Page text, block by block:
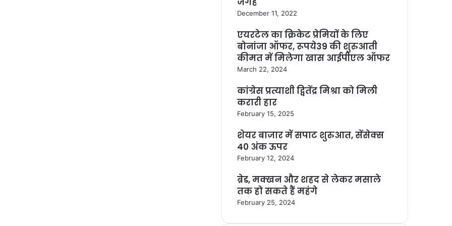
December 11, 2022
एयरटेल का क्रिकेट प्रेमियों के लिए
बोनांजा ऑफर, रूपये39 की शुरुआती
कीमत में मिलेगा खास आईपीएल ऑफर
March 22, 2024
कांग्रेस प्रत्याशी द्वितेंद्र मिश्रा को मिली
करारी हार
February 15, 2025
शेयर बाजार में सपाट शुरुआत, सेंसेक्स
40 अंक ऊपर
February 12, 2024
ब्रेड, मक्खन और शहद से लेकर मसाले
तक हो सकते हैं महंगे
February 25, 2024